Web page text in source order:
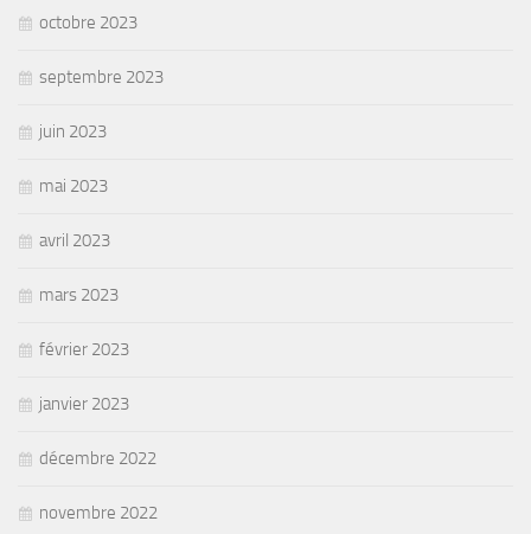
octobre 2023
septembre 2023
juin 2023
mai 2023
avril 2023
mars 2023
février 2023
janvier 2023
décembre 2022
novembre 2022